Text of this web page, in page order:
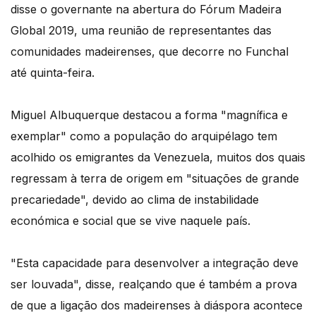
disse o governante na abertura do Fórum Madeira
Global 2019, uma reunião de representantes das
comunidades madeirenses, que decorre no Funchal
até quinta-feira.
Miguel Albuquerque destacou a forma "magnífica e
exemplar" como a população do arquipélago tem
acolhido os emigrantes da Venezuela, muitos dos quais
regressam à terra de origem em "situações de grande
precariedade", devido ao clima de instabilidade
económica e social que se vive naquele país.
"Esta capacidade para desenvolver a integração deve
ser louvada", disse, realçando que é também a prova
de que a ligação dos madeirenses à diáspora acontece